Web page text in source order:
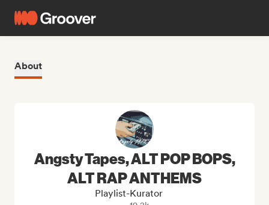
About
Angsty Tapes, ALT POP BOPS,
ALT RAP ANTHEMS
Playlist-Kurator